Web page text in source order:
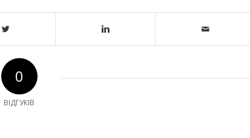
0
ВІДГУКІВ